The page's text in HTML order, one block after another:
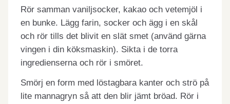
Rör samman vaniljsocker, kakao och vetemjöl i
en bunke. Lägg farin, socker och ägg i en skål
och rör tills det blivit en slät smet (använd gärna
vingen i din köksmaskin). Sikta i de torra
ingredienserna och rör i smöret.
Smörj en form med löstagbara kanter och strö på
lite mannagryn så att den blir jämt bröad. Rör i